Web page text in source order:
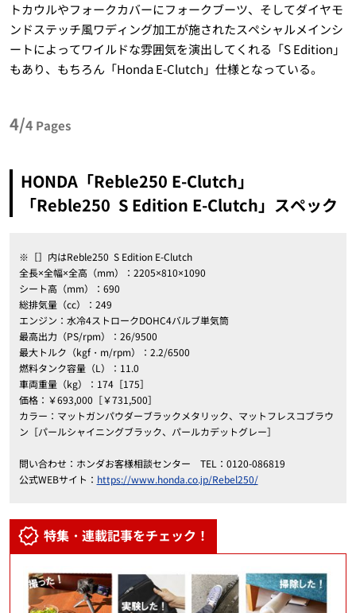
トカウルやフォークカバーにフォークブーツ、そしてダイヤモ
ンドステッチ風ワディング加工が施されたスペシャルメインシ
ートによってワイルドな雰囲気を演出してくれる「S Edition」
もあり、もちろん「Honda E-Clutch」仕様となっている。
4/4 Pages
HONDA「Reble250 E-Clutch」
「Reble250 S Edition E-Clutch」スペック
※［］内はReble250 S Edition E-Clutch
全長×全幅×全高（mm）：2205×810×1090
シート高（mm）：690
総排気量（cc）：249
エンジン：水冷4ストロークDOHC4バルブ単気筒
最高出力（PS/rpm）：26/9500
最大トルク（kgf・m/rpm）：2.2/6500
燃料タンク容量（L）：11.0
車両重量（kg）：174［175］
価格：￥693,000［￥731,500］
カラー：マットガンパウダーブラックメタリック、マットフレスコブラウ
ン［パールシャイニングブラック、パールカデットグレー］
問い合わせ：ホンダお客様相談センター TEL：0120-086819
公式WEBサイト： https://www.honda.co.jp/Rebel250/
特集・連載記事をチェック！